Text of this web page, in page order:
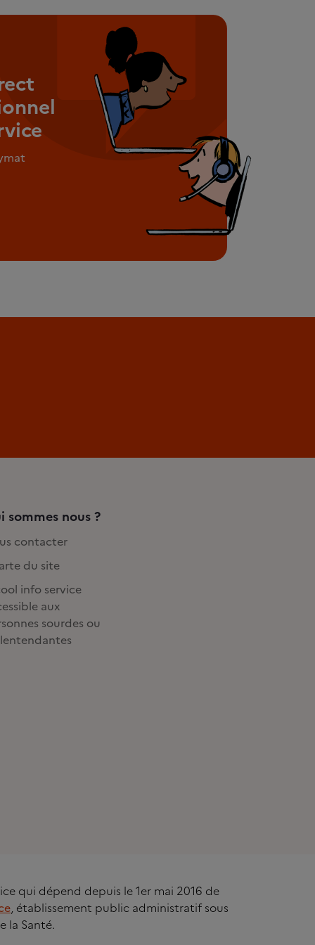
sommes nous ?
contacter
du site
info service
aux
sourdes ou
qui dépend depuis le 1er mai 2016 de
, établissement public administratif sous
la Santé.